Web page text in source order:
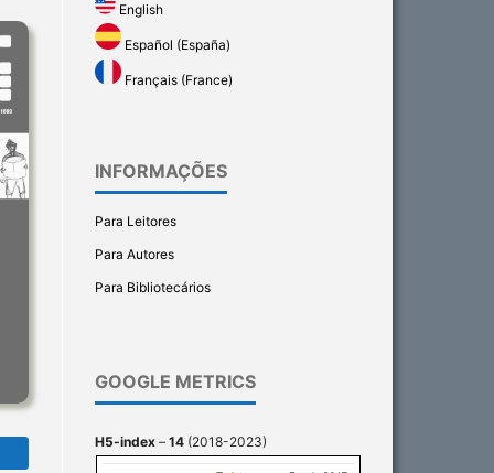
English
Español (España)
Français (France)
INFORMAÇÕES
Para Leitores
Para Autores
Para Bibliotecários
GOOGLE METRICS
H5-index – 14 (2018-2023)